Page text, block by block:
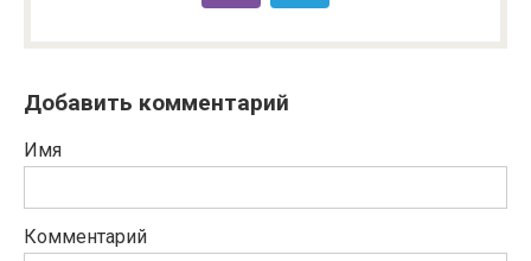
Добавить комментарий
Имя
Комментарий